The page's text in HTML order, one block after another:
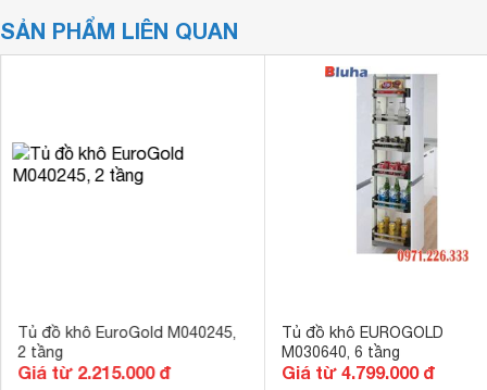
SẢN PHẨM LIÊN QUAN
Tủ đồ khô EuroGold M040245,
2 tầng
Giá từ 2.215.000 đ
Tủ đồ khô EUROGOLD
M030640, 6 tầng
Giá từ 4.799.000 đ